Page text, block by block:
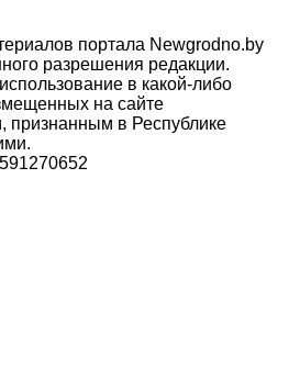
портала Newgrodno.by
разрешения редакции.
в какой-либо
на сайте
признанным в Республике